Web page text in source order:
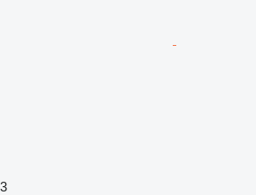
3